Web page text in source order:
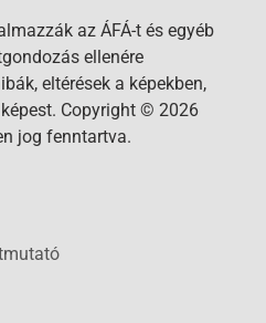
az ÁFÁ-t és egyéb
ellenére
eltérések a képekben,
Copyright © 2026
jog fenntartva.